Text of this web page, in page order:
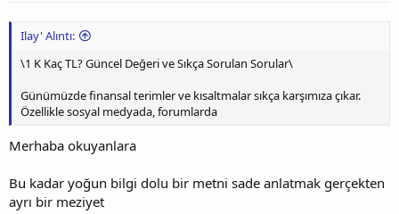
Ilay' Alıntı:
\1 K Kaç TL? Güncel Değeri ve Sıkça Sorulan Sorular\
Günümüzde finansal terimler ve kısaltmalar sıkça karşımıza çıkar.
Özellikle sosyal medyada, forumlarda
Merhaba okuyanlara
Bu kadar yoğun bilgi dolu bir metni sade anlatmak gerçekten
ayrı bir meziyet